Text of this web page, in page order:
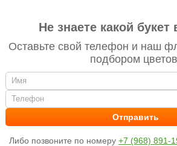
Не знаете какой букет
Оставьте свой телефон и наш
подбором
Либо позвоните по номеру +7 (968) 891-